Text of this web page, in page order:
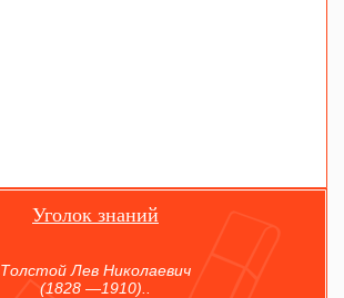
Уголок знаний
Толстой Лев Николаевич
(1828 —1910)..